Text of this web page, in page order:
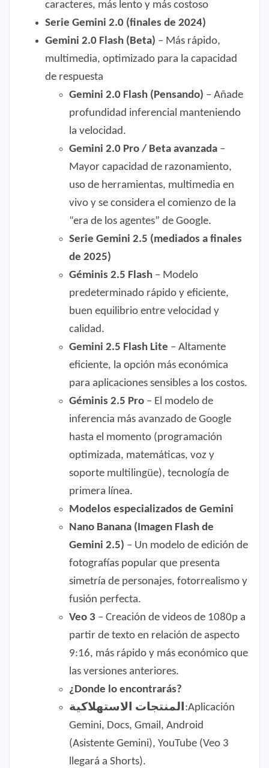
caracteres, más lento y más costoso
Serie Gemini 2.0 (finales de 2024)
Gemini 2.0 Flash (Beta) – Más rápido,
multimedia, optimizado para la capacidad
de respuesta
Gemini 2.0 Flash (Pensando) – Añade
profundidad inferencial manteniendo
la velocidad.
Gemini 2.0 Pro / Beta avanzada –
Mayor capacidad de razonamiento,
uso de herramientas, multimedia en
vivo y se considera el comienzo de la
“era de los agentes” de Google.
Serie Gemini 2.5 (mediados a finales
de 2025)
Géminis 2.5 Flash – Modelo
predeterminado rápido y eficiente,
buen equilibrio entre velocidad y
calidad.
Gemini 2.5 Flash Lite – Altamente
eficiente, la opción más económica
para aplicaciones sensibles a los costos.
Géminis 2.5 Pro – El modelo de
inferencia más avanzado de Google
hasta el momento (programación
optimizada, matemáticas, voz y
soporte multilingüe), tecnología de
primera línea.
Modelos especializados de Gemini
Nano Banana (Imagen Flash de
Gemini 2.5) – Un modelo de edición de
fotografías popular que presenta
simetría de personajes, fotorrealismo y
fusión perfecta.
Veo 3 – Creación de videos de 1080p a
partir de texto en relación de aspecto
9:16, más rápido y más económico que
las versiones anteriores.
¿Donde lo encontrarás?
المنتجات الاستهلاكية:Aplicación
Gemini, Docs, Gmail, Android
(Asistente Gemini), YouTube (Veo 3
llegará a Shorts).